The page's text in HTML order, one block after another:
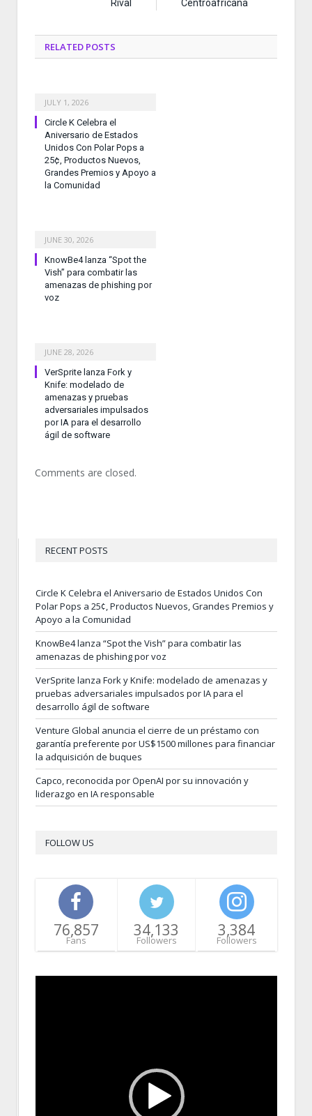
Rival Centroafricana
RELATED POSTS
JULY 1, 2026
Circle K Celebra el
Aniversario de Estados
Unidos Con Polar Pops a
25¢, Productos Nuevos,
Grandes Premios y Apoyo a
la Comunidad
JUNE 30, 2026
KnowBe4 lanza “Spot the
Vish” para combatir las
amenazas de phishing por
voz
JUNE 28, 2026
VerSprite lanza Fork y
Knife: modelado de
amenazas y pruebas
adversariales impulsados
por IA para el desarrollo
ágil de software
Comments are closed.
RECENT POSTS
Circle K Celebra el Aniversario de Estados Unidos Con
Polar Pops a 25¢, Productos Nuevos, Grandes Premios y
Apoyo a la Comunidad
KnowBe4 lanza “Spot the Vish” para combatir las
amenazas de phishing por voz
VerSprite lanza Fork y Knife: modelado de amenazas y
pruebas adversariales impulsados por IA para el
desarrollo ágil de software
Venture Global anuncia el cierre de un préstamo con
garantía preferente por US$1500 millones para financiar
la adquisición de buques
Capco, reconocida por OpenAI por su innovación y
liderazgo en IA responsable
FOLLOW US
76,857
Fans
34,133
Followers
3,384
Followers